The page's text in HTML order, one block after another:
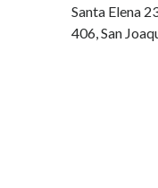
Santa Elena
406, San